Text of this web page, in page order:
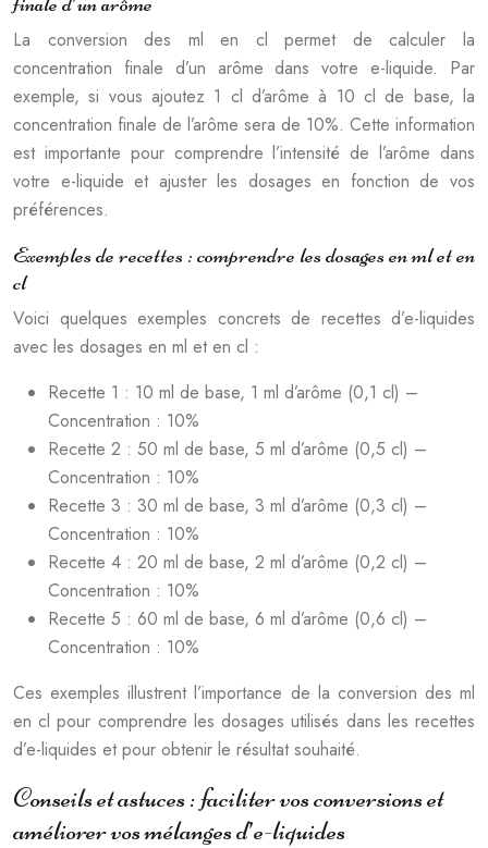
La conversion des ml en cl permet de calculer la
concentration finale d’un arôme dans votre e-liquide. Par
exemple, si vous ajoutez 1 cl d’arôme à 10 cl de base, la
concentration finale de l’arôme sera de 10%. Cette information
est importante pour comprendre l’intensité de l’arôme dans
votre e-liquide et ajuster les dosages en fonction de vos
préférences.
Exemples de recettes : comprendre les dosages en ml et en
cl
Voici quelques exemples concrets de recettes d’e-liquides
avec les dosages en ml et en cl :
Recette 1 : 10 ml de base, 1 ml d’arôme (0,1 cl) –
Concentration : 10%
Recette 2 : 50 ml de base, 5 ml d’arôme (0,5 cl) –
Concentration : 10%
Recette 3 : 30 ml de base, 3 ml d’arôme (0,3 cl) –
Concentration : 10%
Recette 4 : 20 ml de base, 2 ml d’arôme (0,2 cl) –
Concentration : 10%
Recette 5 : 60 ml de base, 6 ml d’arôme (0,6 cl) –
Concentration : 10%
Ces exemples illustrent l’importance de la conversion des ml
en cl pour comprendre les dosages utilisés dans les recettes
d’e-liquides et pour obtenir le résultat souhaité.
Conseils et astuces : faciliter vos conversions et
améliorer vos mélanges d’e-liquides